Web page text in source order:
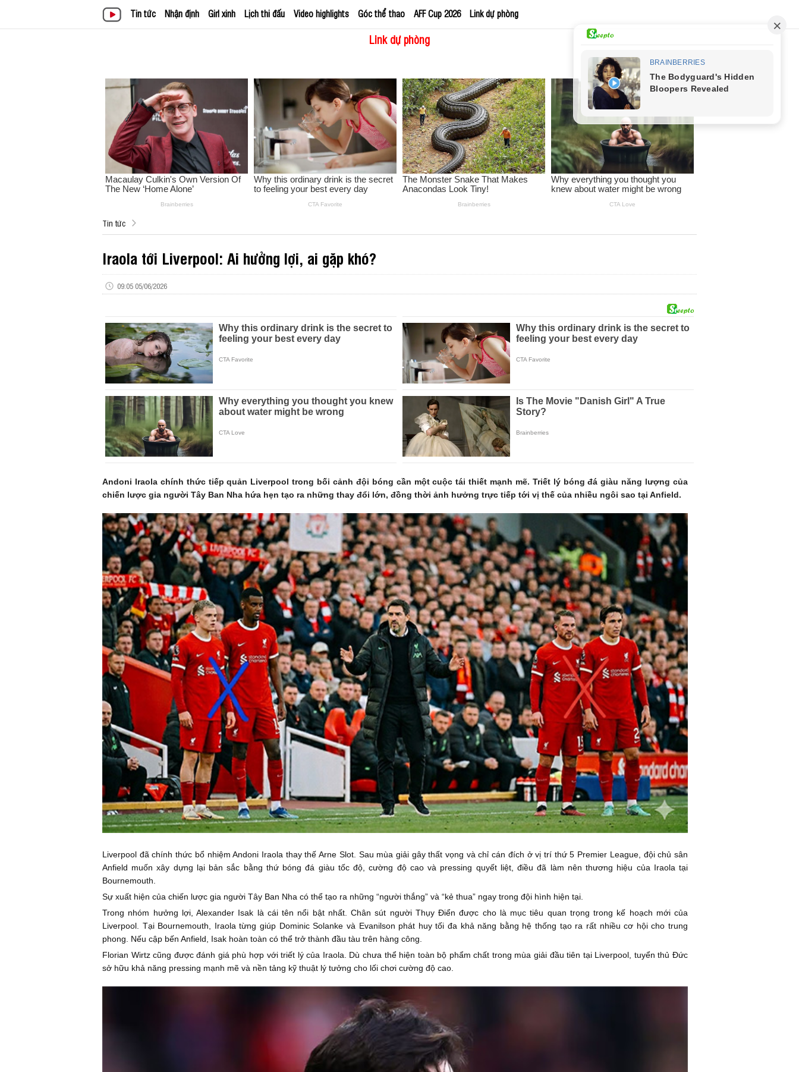
Tin tức Nhận định Girl xinh Lịch thi đấu Video highlights Góc thể thao AFF Cup 2026 Link dự phòng
Link dự phòng
Tin tức
Iraola tới Liverpool: Ai hưởng lợi, ai gặp khó?
09:05 05/06/2026
Andoni Iraola chính thức tiếp quản Liverpool trong bối cảnh đội bóng cần một cuộc tái thiết mạnh mẽ. Triết lý bóng đá giàu năng lượng của
chiến lược gia người Tây Ban Nha hứa hẹn tạo ra những thay đổi lớn, đồng thời ảnh hưởng trực tiếp tới vị thế của nhiều ngôi sao tại Anfield.
Liverpool đã chính thức bổ nhiệm Andoni Iraola thay thế Arne Slot. Sau mùa giải gây thất vọng và chỉ cán đích ở vị trí thứ 5 Premier League, đội chủ sân
Anfield muốn xây dựng lại bản sắc bằng thứ bóng đá giàu tốc độ, cường độ cao và pressing quyết liệt, điều đã làm nên thương hiệu của Iraola tại
Bournemouth.
Sự xuất hiện của chiến lược gia người Tây Ban Nha có thể tạo ra những “người thắng” và “kẻ thua” ngay trong đội hình hiện tại.
Trong nhóm hưởng lợi, Alexander Isak là cái tên nổi bật nhất. Chân sút người Thụy Điển được cho là mục tiêu quan trọng trong kế hoạch mới của
Liverpool. Tại Bournemouth, Iraola từng giúp Dominic Solanke và Evanilson phát huy tối đa khả năng bằng hệ thống tạo ra rất nhiều cơ hội cho trung
phong. Nếu cập bến Anfield, Isak hoàn toàn có thể trở thành đầu tàu trên hàng công.
Florian Wirtz cũng được đánh giá phù hợp với triết lý của Iraola. Dù chưa thể hiện toàn bộ phẩm chất trong mùa giải đầu tiên tại Liverpool, tuyển thủ Đức
sở hữu khả năng pressing mạnh mẽ và nền tảng kỹ thuật lý tưởng cho lối chơi cường độ cao.